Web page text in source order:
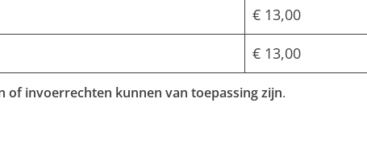
€ 13,00
€ 13,00
of invoerrechten kunnen van toepassing zijn.